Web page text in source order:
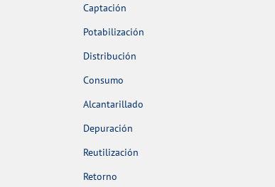
Captación
Potabilización
Distribución
Consumo
Alcantarillado
Depuración
Reutilización
Retorno